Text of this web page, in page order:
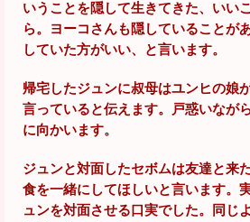
いうことを隠して生きてきた、いい
ら。ヨーコさんも隠していることが
していた方がいい、と言います。
帰宅したジュンに叔母はユンヒの娘
言っていると伝えます。戸惑いなが
に向かいます。
ジュンと対面したセボムは友達と来
食を一緒にしてほしいと言います。
ュンを対面させる口実でした。同じ